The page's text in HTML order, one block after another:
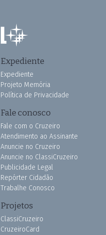
Expediente
Expediente
Projeto Memória
Política de Privacidade
Fale conosco
Fale com o Cruzeiro
Atendimento ao Assinante
Anuncie no Cruzeiro
Anuncie no ClassiCruzeiro
Publicidade Legal
Repórter Cidadão
Trabalhe Conosco
Projetos
ClassiCruzeiro
CruzeiroCard